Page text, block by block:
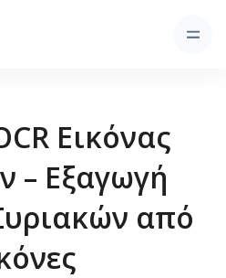
Εικόνας
– Εξαγωγή
από